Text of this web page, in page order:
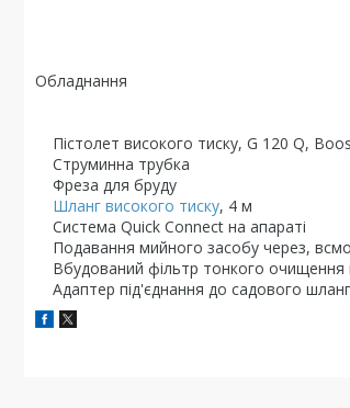
Обладнання
Пістолет високого тиску, G 120 Q,
Струминна трубка
Фреза для бруду
Шланг високого тиску, 4 м
Система Quick Connect на апараті
Подавання мийного засобу через,
Вбудований фільтр тонкого очищення
Адаптер під'єднання до садового